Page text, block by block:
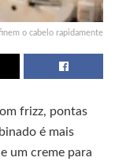
o cabelo rapidamente
frizz, pontas
é mais
um creme para